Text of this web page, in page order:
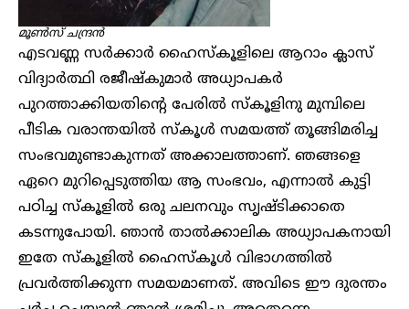
മൂൺസ് ചന്ദ്രൻ
എടവണ്ണ സർക്കാർ ഹൈസ്കൂളിലെ ആറാം ക്ലാസ്
വിദ്യാർത്ഥി രജീഷ്കുമാർ അധ്യാപകർ
പുറത്താക്കിയതിന്റെ പേരിൽ സ്കൂളിനു മുമ്പിലെ
പീടിക വരാന്തയിൽ സ്കൂൾ സമയത്ത് തൂങ്ങിമരിച്ച
സംഭവമുണ്ടാകുന്നത് അക്കാലത്താണ്. ഞങ്ങളെ
ഏറെ മുറിപ്പെടുത്തിയ ആ സംഭവം, എന്നാൽ കുട്ടി
പഠിച്ച സ്കൂളിൽ ഒരു ചലനവും സൃഷ്ടിക്കാതെ
കടന്നുപോയി. ഞാൻ താൽക്കാലിക അധ്യാപകനായി
ഇതേ സ്കൂളിൽ ഹൈസ്കൂൾ വിഭാഗത്തിൽ
പ്രവർത്തിക്കുന്ന സമയമാണത്. അവിടെ ഈ ദുരന്തം